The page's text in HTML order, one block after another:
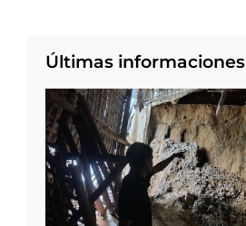
Últimas informaciones